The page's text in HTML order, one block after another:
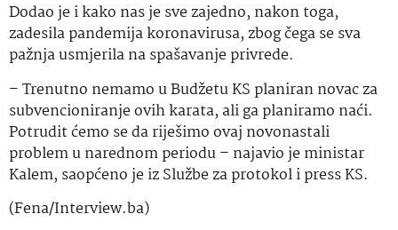
Dodao je i kako nas je sve zajedno, nakon toga,
zadesila pandemija koronavirusa, zbog čega se sva
pažnja usmjerila na spašavanje privrede.
– Trenutno nemamo u Budžetu KS planiran novac za
subvencioniranje ovih karata, ali ga planiramo naći.
Potrudit ćemo se da riješimo ovaj novonastali
problem u narednom periodu – najavio je ministar
Kalem, saopćeno je iz Službe za protokol i press KS.
(Fena/Interview.ba)